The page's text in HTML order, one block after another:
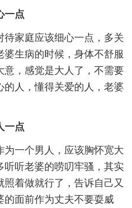
一点
待家庭应该细心一点，多关
生病的时候，身体不舒服
意，感觉是大人了，不需要
的人，懂得关爱的人，老婆
一点
为一个男人，应该胸怀宽大
听听老婆的唠叨牢骚，其实
着做就行了，告诉自己又
的面前作为丈夫不要耍威